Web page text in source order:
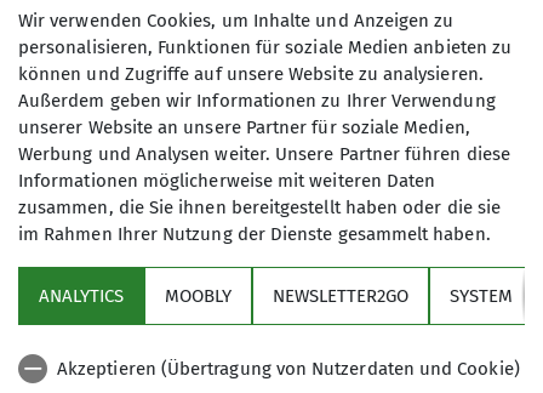
reinhard.beuschel@dav-
otterfing.de
Qualifikationen
Trainer*in B Hochtouren
Trainer*in C Bergsteigen
2 Wochen bis 2 Tage vor der Tour
reinhard.beuschel@dav-otterfing.de
reinhard.beuschel@web.de
08024-91838
Links
Wir verwenden Cookies, um Inhalte und Anzeigen zu
personalisieren, Funktionen für soziale Medien anbieten zu
können und Zugriffe auf unsere Website zu analysieren.
Außerdem geben wir Informationen zu Ihrer Verwendung
unserer Website an unsere Partner für soziale Medien,
Werbung und Analysen weiter. Unsere Partner führen diese
Informationen möglicherweise mit weiteren Daten
zusammen, die Sie ihnen bereitgestellt haben oder die sie
im Rahmen Ihrer Nutzung der Dienste gesammelt haben.
ANALYTICS MOOBLY NEWSLETTER2GO SYSTEM
Akzeptieren (Übertragung von Nutzerdaten und Cookie)